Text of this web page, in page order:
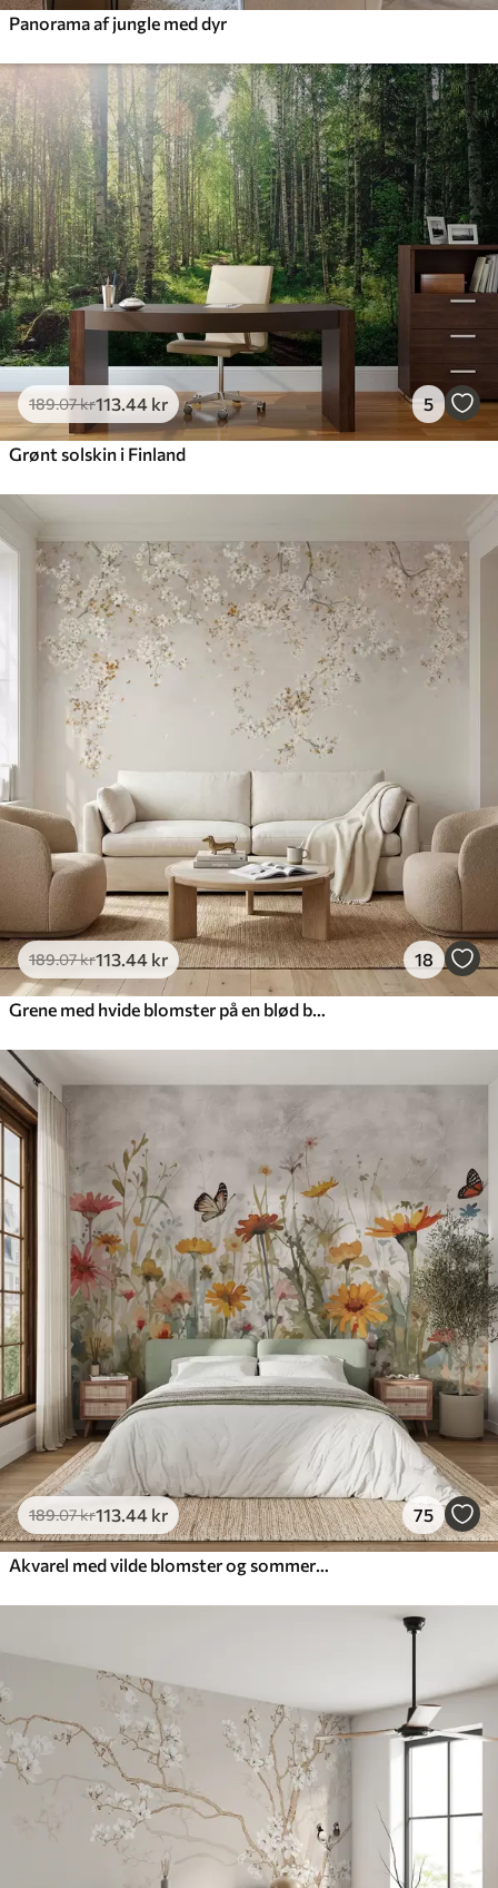
Panorama af jungle med dyr
189.07kr113.44 kr 5
Grønt solskin i Finland
189.07kr113.44 kr 18
Grene med hvide blomster på en blød beige baggrund
189.07kr113.44 kr 75
Akvarel med vilde blomster og sommerfugle